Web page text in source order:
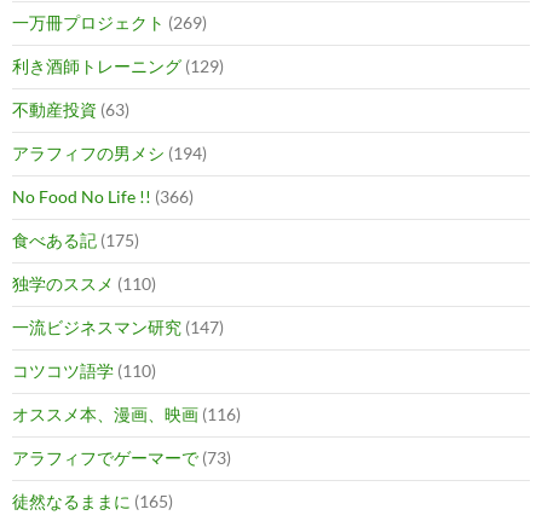
一万冊プロジェクト (269)
利き酒師トレーニング (129)
不動産投資 (63)
アラフィフの男メシ (194)
No Food No Life !! (366)
食べある記 (175)
独学のススメ (110)
一流ビジネスマン研究 (147)
コツコツ語学 (110)
オススメ本、漫画、映画 (116)
アラフィフでゲーマーで (73)
徒然なるままに (165)